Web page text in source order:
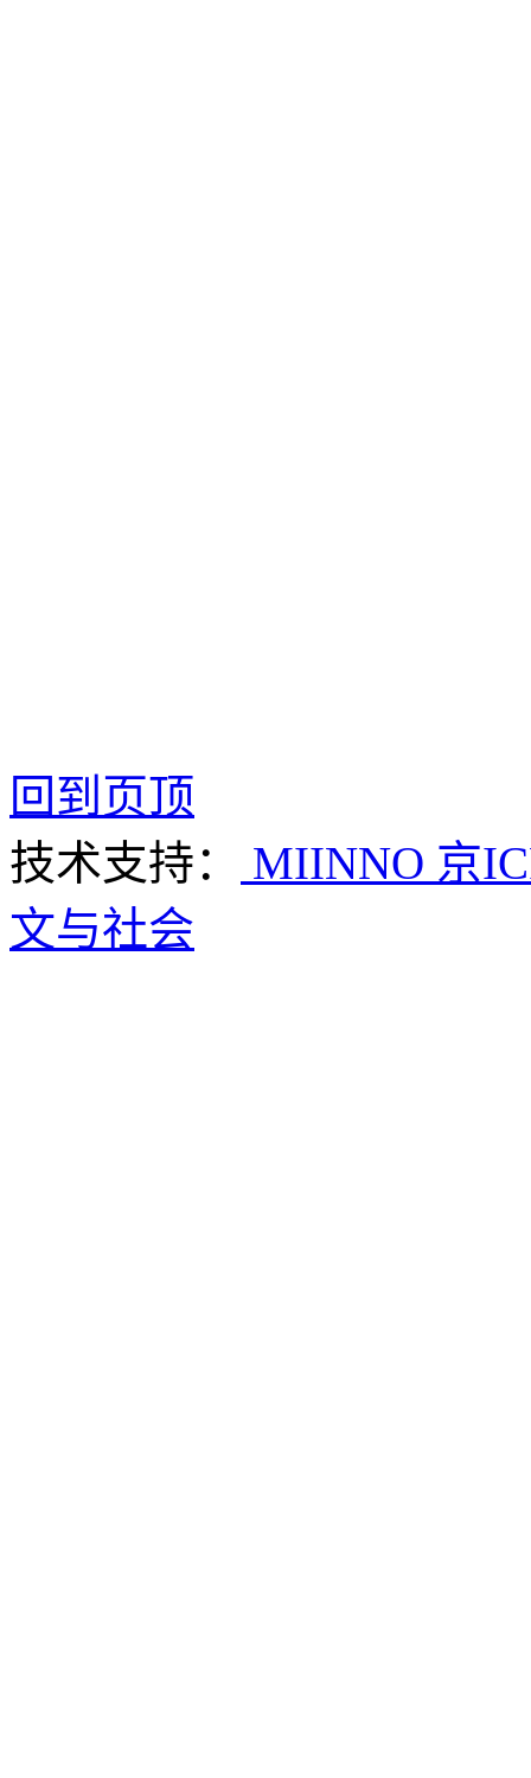
回到页顶
技术支持：
MIINNO 京
文与社会